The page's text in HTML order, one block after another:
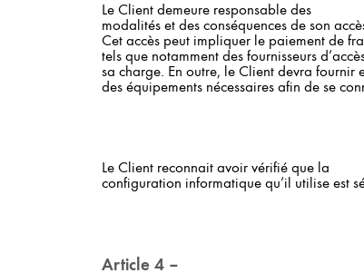
Le Client demeure responsable des
modalités et des conséquences de son
Cet accès peut impliquer le paiement de
tels que notamment des fournisseurs
sa charge. En outre, le Client devra fournir
des équipements nécessaires afin de se
Le Client reconnait avoir vérifié que la
configuration informatique qu’il utilise est
Article 4 –